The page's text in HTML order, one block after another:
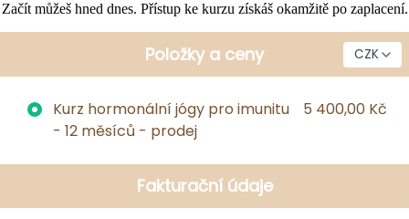
Začít můžeš hned dnes. Přístup ke kurzu získáš okamžitě po zaplacení.
Položky a ceny
Kurz hormonální jógy pro imunitu
- 12 měsíců - prodej
5 400,00 Kč
Fakturační údaje